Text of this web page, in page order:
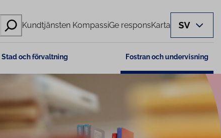
Kundtjänsten KompassiGe responsKarta SV
Stad och förvaltning Fostran och undervisning